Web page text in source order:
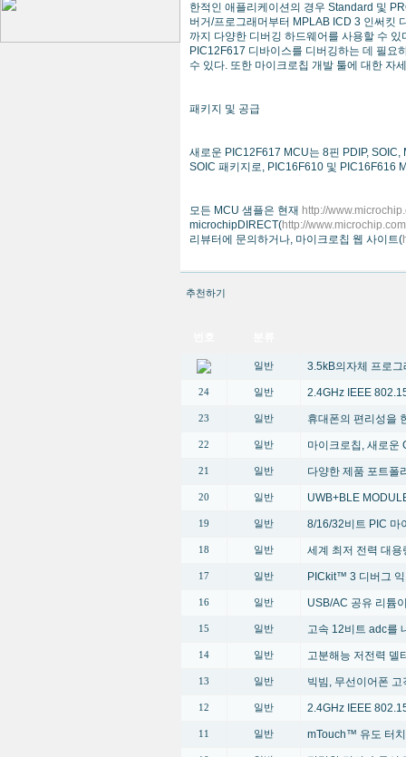
한적인 애플리케이션의 경우 Standard 및
버거/프로그래머부터 MPLAB ICD 3 인써킷
까지 다양한 디버깅 하드웨어를 사용할 수
PIC12F617 디바이스를 디버깅하는 데 필요
수 있다. 또한 마이크로칩 개발 툴에 대한 자
패키지 및 공급
새로운 PIC12F617 MCU는 8핀 PDIP,
SOIC 패키지로, PIC16F610 및 PIC16F616
모든 MCU 샘플은 현재 http://
microchipDIRECT(http://
리뷰터에 문의하거나, 마이크로칩 웹 사이트(
추천하기
일반 3.5kB의자체 프로
24 일반 2.4GHz IEEE
23 일반 휴대폰의 편리성을
22 일반 마이크로칩, 새로운
21 일반 다양한 제품 포트폴
20 일반 UWB+BLE
19 일반 8/16/32비트 PIC 마
18 일반 세계 최저 전력 대
17 일반 PICkit™ 3 디버그
16 일반 USB/AC 공유 리튬
15 일반 고속 12비트 adc를
14 일반 고분해능 저전력 델
13 일반 빅빔, 무선이어폰 고
12 일반 2.4GHz IEEE
11 일반 mTouch™ 유도 터